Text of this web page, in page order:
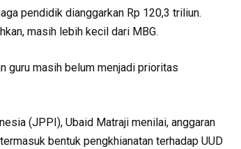
pendidik dianggarkan Rp 120,3 triliun.
masih lebih kecil dari MBG.
guru masih belum menjadi prioritas
(JPPI), Ubaid Matraji menilai, anggaran
bentuk pengkhianatan terhadap UUD